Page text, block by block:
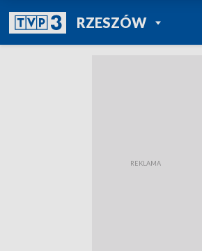
RZESZÓWPOWRÓT DO
TVP REGIONY